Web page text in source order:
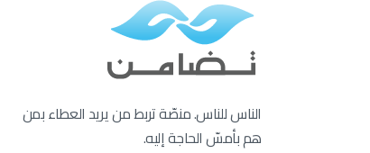
الناس للناس. منصّة تربط من يريد العطاء بمن
هم بأمسّ الحاجة إليه.